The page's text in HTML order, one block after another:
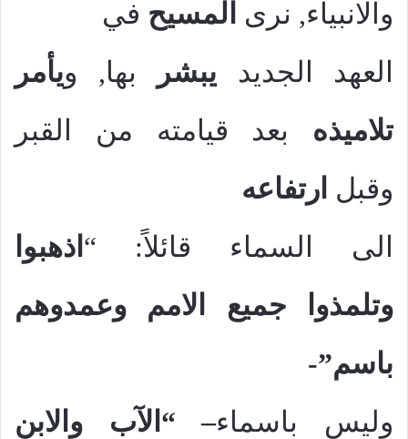
والانبياء, نرى المسيح في
العهد الجديد يبشر بها, ويأمر
تلاميذه بعد قيامته من القبر
وقبل ارتفاعه
الى السماء قائلاً: “ اذهبوا
وتلمذوا جميع الامم وعمدوهم
باسم”-
وليس باسماء– “الآب والابن